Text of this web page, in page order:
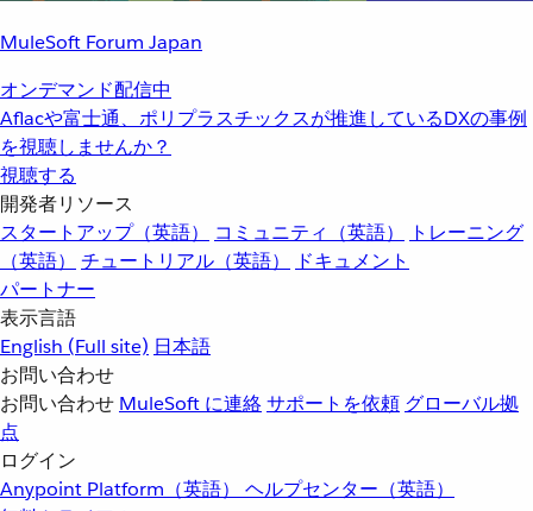
MuleSoft Forum Japan
オンデマンド配信中
Aflacや富士通、ポリプラスチックスが推進しているDXの事例
を視聴しませんか？
視聴する
開発者リソース
スタートアップ（英語）
コミュニティ（英語）
トレーニング
（英語）
チュートリアル（英語）
ドキュメント
パートナー
表示言語
English (Full site) 日本語
お問い合わせ
お問い合わせ MuleSoft に連絡サポートを依頼 グローバル拠
点
ログイン
Anypoint Platform（英語） ヘルプセンター（英語）